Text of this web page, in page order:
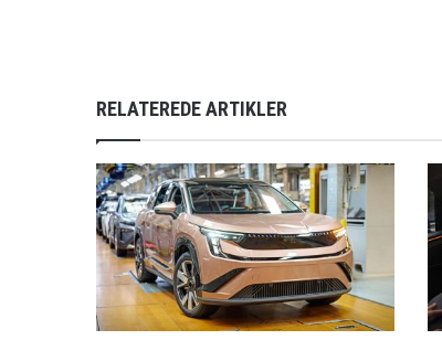
RELATEREDE ARTIKLER